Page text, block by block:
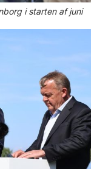
i starten af juni